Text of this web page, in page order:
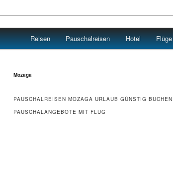
Reisen Hotel Flug
menu
Skip to primary content
Skip to secondary content
Reisen Pauschalreisen Hotel Flüge
Mozaga
PAUSCHALREISEN MOZAGA URLAUB GÜNSTIG BUCHEN
PAUSCHALANGEBOTE MIT FLUG